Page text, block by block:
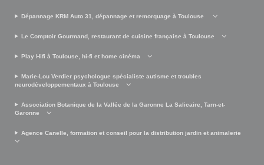
Dépannage KRM Auto 31, dépannage et remorquage à Toulouse
Le Comptoir Gourmand, restaurant de cuisine française à Toulouse
Play Hifi à Toulouse, hi-fi et home cinéma
Marie-Lou Verdier psychologue spécialiste autisme et troubles
neurodéveloppementaux à Toulouse
Association Botanique de la Vallée de la Garonne La Salicaire, Tarn-et-
Garonne
Agence Canelle, formation et conseil pour la distribution jardin et animalerie